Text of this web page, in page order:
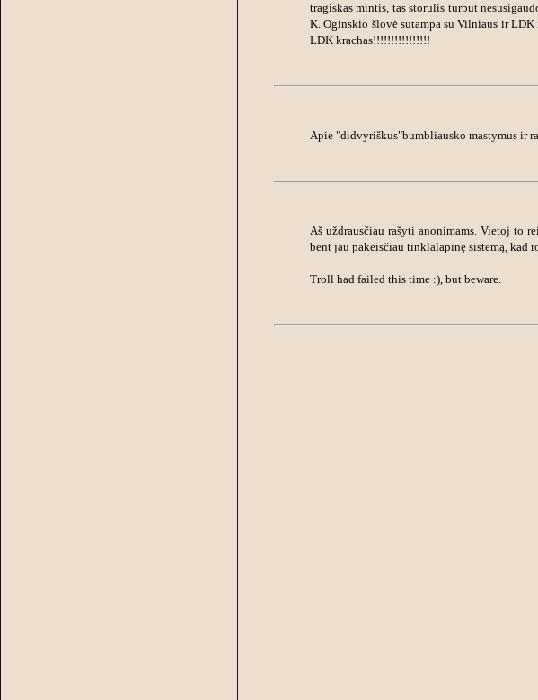
tragiskas mintis, tas storulis turbut
K. Oginskio šlovė sutampa su Vilniaus ir
LDK krachas!!!!!!!!!!!!!!!!
Apie "didvyriškus"bumbliausko mastymus ir
Aš uždrausčiau rašyti anonimams. Vietoj to
bent jau pakeisčiau tinklalapinę sistemą, kad
Troll had failed this time :), but beware.